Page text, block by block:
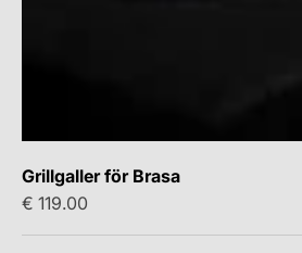
Grillgaller för Brasa
REA-pris
€ 119.00